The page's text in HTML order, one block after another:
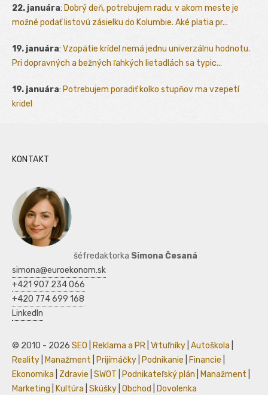
22. januára: Dobrý deň, potrebujem radu: v akom meste je
možné podať listovú zásielku do Kolumbie. Aké platia pr...
19. januára: Vzopätie krídel nemá jednu univerzálnu hodnotu.
Pri dopravných a bežných ľahkých lietadlách sa typic...
19. januára: Potrebujem poradiť kolko stupňov ma vzepetí
kridel
KONTAKT
šéfredaktorka Simona Česaná
simona@euroekonom.sk
+421 907 234 066
+420 774 699 168
LinkedIn
© 2010 - 2026 SEO Reklama a PR Vrtuľníky Autoškola
Reality
Manažment Prijímáčky Podnikanie Financie
Ekonomika
Zdravie SWOT Podnikateľský plán Manažment
Marketing
Kultúra Skúšky Obchod Dovolenka